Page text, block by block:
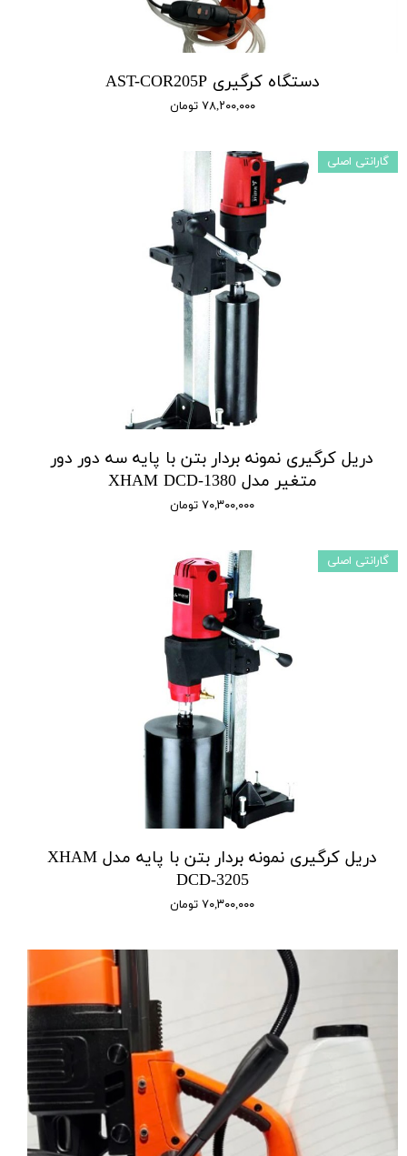
دستگاه کرگیری AST-COR205P
۷۸,۲۰۰,۰۰۰ تومان
دریل کرگیری نمونه بردار بتن با پایه سه دور دور
متغیر مدل XHAM DCD-1380
۷۰,۳۰۰,۰۰۰ تومان
گارانتی اصلی
دریل کرگیری نمونه بردار بتن با پایه مدل XHAM
DCD-3205
۷۰,۳۰۰,۰۰۰ تومان
گارانتی اصلی